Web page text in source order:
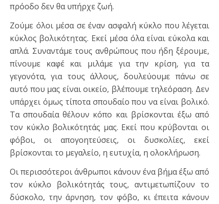
πρόοδο δεν θα υπήρχε ζωή.
Ζούμε όλοι μέσα σε έναν ασφαλή κύκλο που λέγεται
κύκλος βολικότητας. Εκεί μέσα όλα είναι εύκολα και
απλά. Συναντάμε τους ανθρώπους που ήδη ξέρουμε,
πίνουμε καφέ και μιλάμε για την κρίση, για τα
γεγονότα, για τους άλλους, δουλεύουμε πάνω σε
αυτό που μας είναι οικείο, βλέπουμε τηλεόραση. Δεν
υπάρχει όμως τίποτα σπουδαίο που να είναι βολικό.
Τα σπουδαία θέλουν κόπο και βρίσκονται έξω από
τον κύκλο βολικότητάς μας. Εκεί που κρύβονται οι
φόβοι, οι απογοητεύσεις, οι δυσκολίες, εκεί
βρίσκονται το μεγαλείο, η ευτυχία, η ολοκλήρωση.
Οι περισσότεροι άνθρωποι κάνουν ένα βήμα έξω από
τον κύκλο βολικότητάς τους, αντιμετωπίζουν το
δύσκολο, την άρνηση, τον φόβο, κι έπειτα κάνουν